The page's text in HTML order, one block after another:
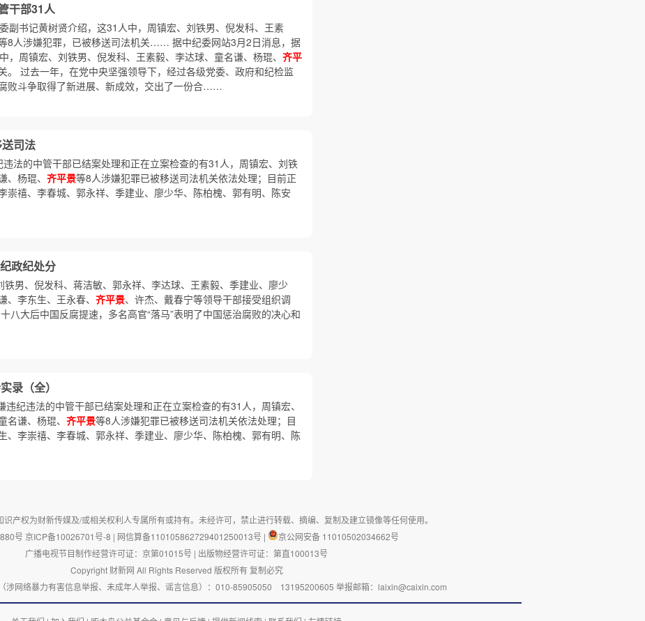
干部31人
副书记黄树贤介绍，这31人中，周镇宏、刘铁男、倪发科、王素
8人涉嫌犯罪，已被移送司法机关…… 据中纪委网站3月2日消息，据
，周镇宏、刘铁男、倪发科、王素毅、李达球、童名谦、杨琨、 齐平
。 过去一年，在党中央坚强领导下，经过各级党委、政府和纪检监
败斗争取得了新进展、新成效，交出了一份合……
司法
法的中管干部已结案处理和正在立案检查的有31人，周镇宏、刘铁
杨琨、 齐平景等8人涉嫌犯罪已被移送司法机关依法处理；目前正
崇禧、李春城、郭永祥、季建业、廖少华、陈柏槐、郭有明、陈安
政纪处分
铁男、倪发科、蒋洁敏、郭永祥、李达球、王素毅、季建业、廖少
李东生、王永春、 齐平景、许杰、戴春宁等领导干部接受组织调
八大后中国反腐提速，多名高官“落马”表明了中国惩治腐败的决心和
录（全）
纪违法的中管干部已结案处理和正在立案检查的有31人，周镇宏、
谦、杨琨、 齐平景等8人涉嫌犯罪已被移送司法机关依法处理；目
、李崇禧、李春城、郭永祥、季建业、廖少华、陈柏槐、郭有明、陈
识产权为财新传媒及/或相关权利人专属所有或持有。未经许可，禁止进行转载、摘编、复制及建立镜像等任何使用。
号 京ICP备10026701号-8 | 网信算备110105862729401250013号 |
京公网安备 11010502034662号
广播电视节目制作经营许可证：京第01015号 | 出版物经营许可证：第直100013号
Copyright 财新网 All Rights Reserved 版权所有 复制必究
涉网络暴力有害信息举报、未成年人举报、谣言信息）：010-85905050 13195200605 举报邮箱：laixin@caixin.com